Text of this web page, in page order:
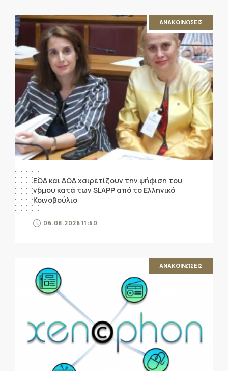
ΑΝΑΚΟΙΝΩΣΕΙΣ
ΕΟΔ και ΔΟΔ χαιρετίζουν την ψήφιση του
νόμου κατά των SLAPP από το Ελληνικό
Κοινοβούλιο
06.08.2026 11:50
ΑΝΑΚΟΙΝΩΣΕΙΣ